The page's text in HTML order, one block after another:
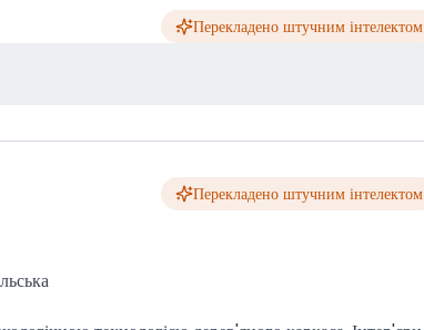
Перекладено штучним інтелектом
Перекладено штучним інтелектом